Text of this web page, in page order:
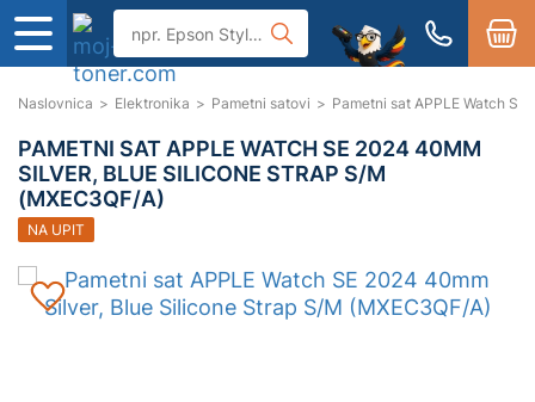
Naslovnica > Elektronika > Pametni satovi > Pametni sat APPLE Watch
PAMETNI SAT APPLE WATCH SE 2024 40MM
SILVER, BLUE SILICONE STRAP S/M
(MXEC3QF/A)
NA UPIT